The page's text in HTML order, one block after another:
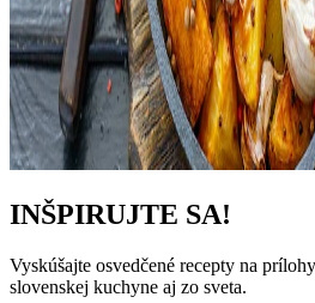
INŠPIRUJTE SA!
Vyskúšajte osvedčené recepty na
slovenskej kuchyne aj zo sveta.